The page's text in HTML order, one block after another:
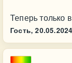
Теперь только
Гость, 20.05.2024